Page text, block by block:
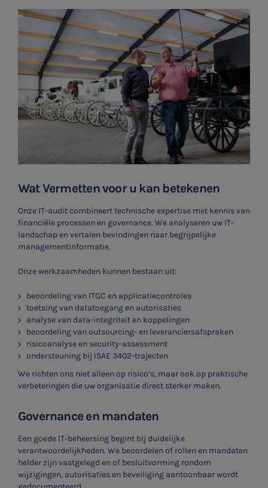
Wat Vermetten voor u kan betekenen
Onze IT-audit combineert technische expertise met kennis van
financiële processen en governance. We analyseren uw IT-
landschap en vertalen bevindingen naar begrijpelijke
managementinformatie.
Onze werkzaamheden kunnen bestaan uit:
beoordeling van ITGC en applicatiecontroles
toetsing van datatoegang en autorisaties
analyse van data-integriteit en koppelingen
beoordeling van outsourcing- en leveranciersafspraken
risicoanalyse en security-assessment
ondersteuning bij ISAE 3402-trajecten
We richten ons niet alleen op risico’s, maar ook op praktische
verbeteringen die uw organisatie direct sterker maken.
Governance en mandaten
Een goede IT-beheersing begint bij duidelijke
verantwoordelijkheden. We beoordelen of rollen en mandaten
helder zijn vastgelegd en of besluitvorming rondom
wijzigingen, autorisaties en beveiliging aantoonbaar wordt